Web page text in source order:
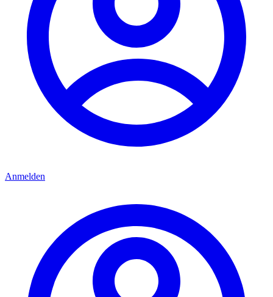
Anmelden